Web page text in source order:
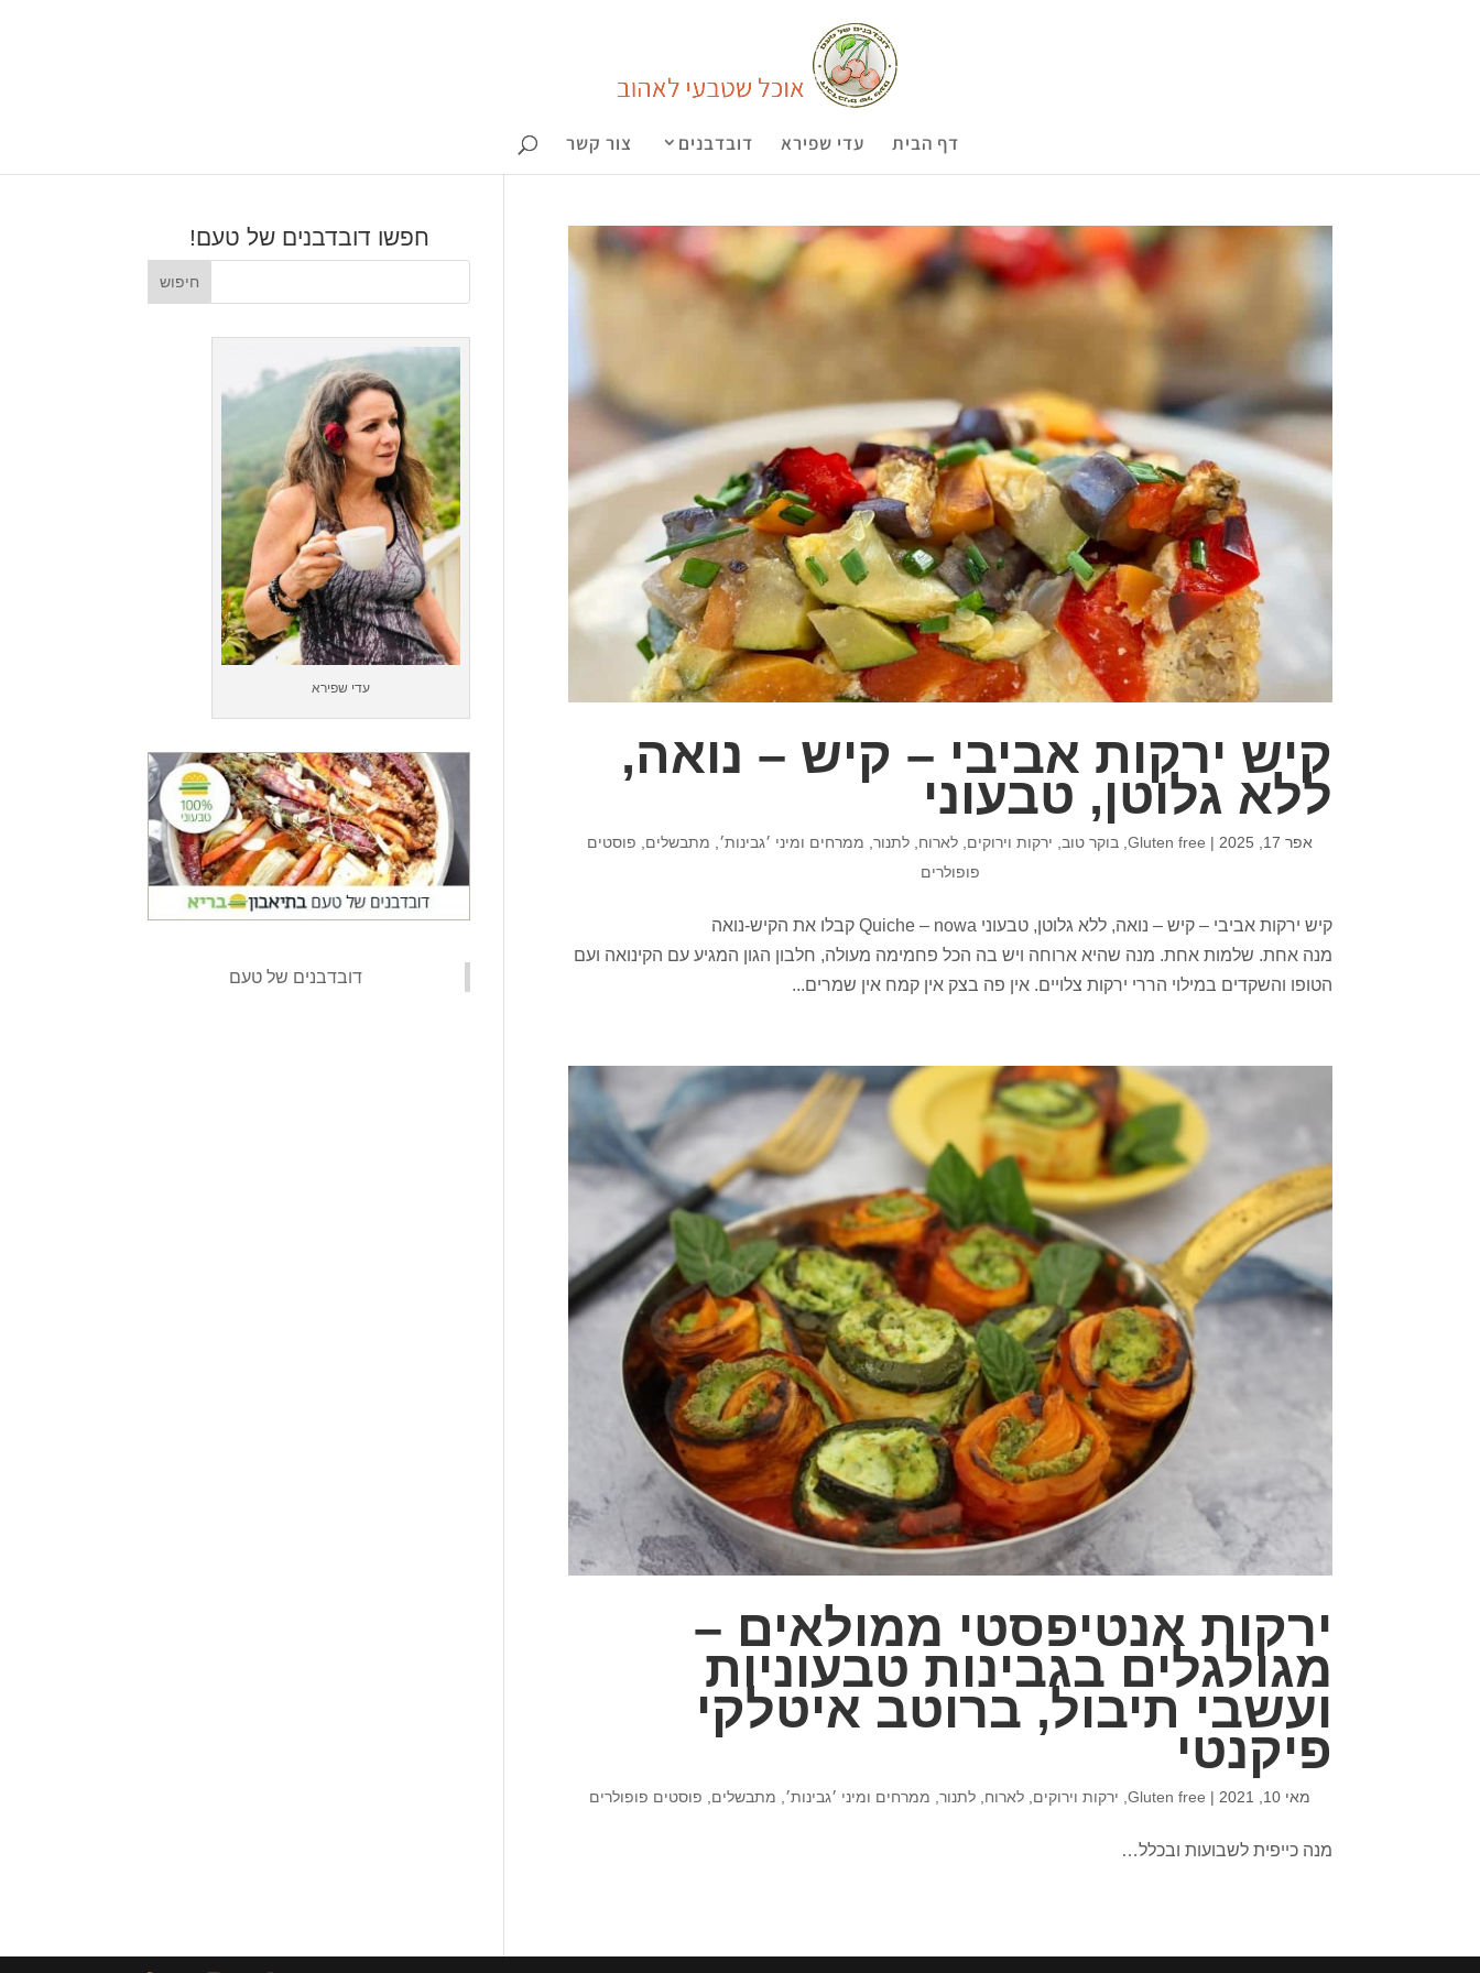
דף הבית עדי שפירא דובדבנים צור קשר
קיש ירקות אביבי – קיש – נואה,
ללא גלוטן, טבעוני
אפר 17, 2025 |
Gluten free
, בוקר טוב, ירקות וירוקים, לארוח, לתנור, ממרחים ומיני ׳גבינות׳, מתבשלים, פוסטים
פופולרים
קיש ירקות אביבי – קיש – נואה, ללא גלוטן, טבעוני Quiche – nowa קבלו את הקיש-נואה
מנה אחת. שלמות אחת. מנה שהיא ארוחה ויש בה הכל פחמימה מעולה, חלבון הגון המגיע עם הקינואה ועם
הטופו והשקדים במילוי הררי ירקות צלויים. אין פה בצק אין קמח אין שמרים...
ירקות אנטיפסטי ממולאים –
מגולגלים בגבינות טבעוניות
ועשבי תיבול, ברוטב איטלקי
פיקנטי
מאי 10, 2021 |
Gluten free
, ירקות וירוקים לארוח לתנור, ממרחים ומיני ׳גבינות׳ מתבשלים פוסטים פופולרים
מנה כייפית לשבועות ובכלל…
חפשו דובדבנים של טעם!
עדי שפירא
‏דובדבנים של טעם‏